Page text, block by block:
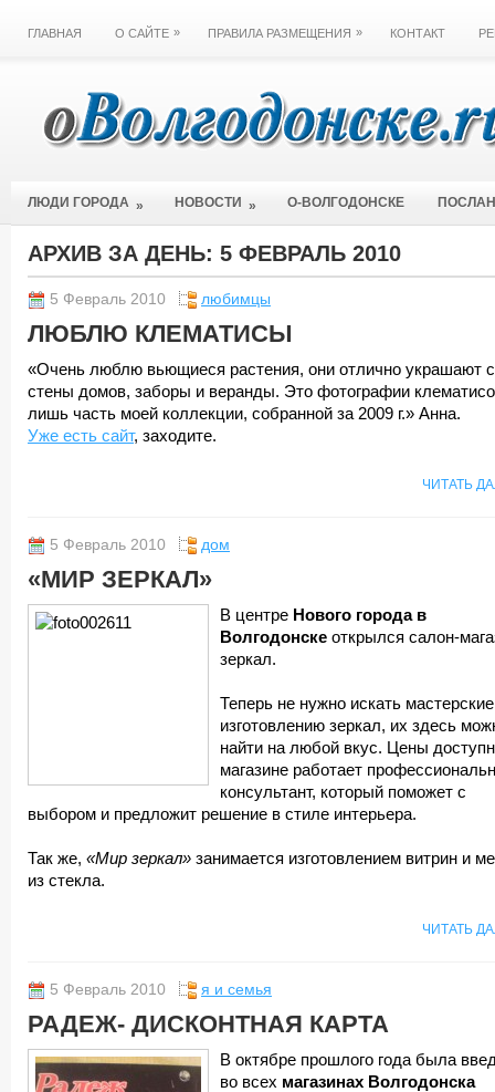
ГЛАВНАЯ О САЙТЕ » ПРАВИЛА РАЗМЕЩЕНИЯ » КОНТАКТ
ЛЮДИ ГОРОДА » НОВОСТИ » О-ВОЛГОДОНСКЕ
АРХИВ ЗА ДЕНЬ: 5 ФЕВРАЛЬ 2010
5 Февраль 2010 любимцы
ЛЮБЛЮ КЛЕМАТИСЫ
«Очень люблю вьющиеся растения, они отлично украшают
стены домов, заборы и веранды. Это фотографии
лишь часть моей коллекции, собранной за 2009 г.» Анна.
Уже есть сайт, заходите.
ЧИТАТЬ
5 Февраль 2010 дом
«МИР ЗЕРКАЛ»
В центре Нового города в
Волгодонске открылся салон-
зеркал.
Теперь не нужно искать
изготовлению зеркал, их здесь
найти на любой вкус. Цены
магазине работает
консультант, который поможет с
выбором и предложит решение в стиле интерьера.
Так же, «Мир зеркал» занимается изготовлением витрин и
из стекла.
ЧИТАТЬ
5 Февраль 2010 я и семья
РАДЕЖ- ДИСКОНТНАЯ КАРТА
В октябре прошлого года была
во всех магазинах Волгодонска